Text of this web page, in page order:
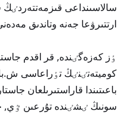
سالاسىنداعى
ارتتىرۋعا جەنە وتاندىق
ٶز كەزەگٸندە, قر اقدم
كوميتەتٸنٸڭ تٶراعاسى
باعىتىندا قاراستىرىلعان
سونىڭ ٸشٸندە تۇرعىن ٷي,